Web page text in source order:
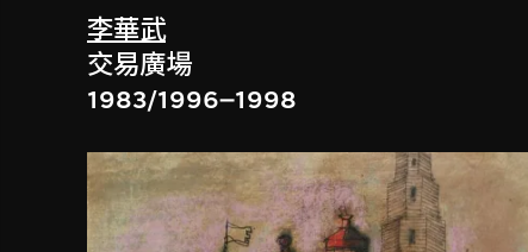
李華武
交易廣場
1983/1996–1998